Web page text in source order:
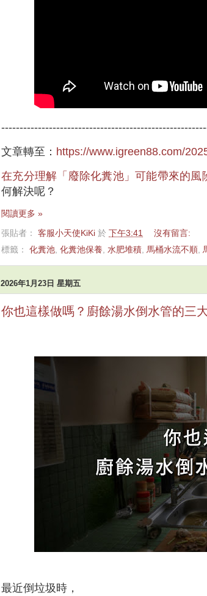
文章轉至： https://www.igreen88.com/
在充分理解「廢除化糞池」可能帶來的風
何解決呢？
閱讀更多 »
張貼者： 客服小天使KiKi 於 下午3:41
沒有留言:
標籤： 化糞池, 化糞池保養, 水肥堆積, 馬桶水流不順,
2026年1月23日 星期五
你也這樣做嗎？廚餘湯水倒水管的三
最近倒垃圾時，